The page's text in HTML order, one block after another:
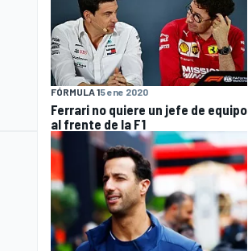
FÓRMULA 15 ene 2020
Ferrari no quiere un jefe de equipo
al frente de la F1